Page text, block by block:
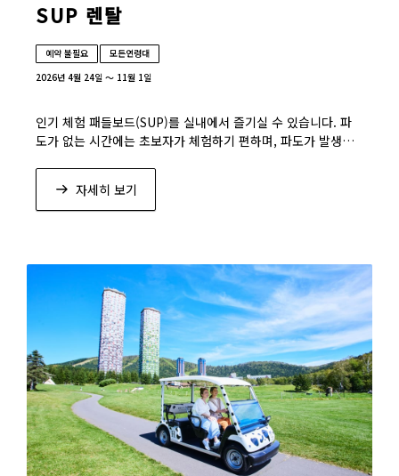
SUP 렌탈
예약 불필요
모든연령대
2026년 4월 24일 ～ 11월 1일
인기 체험 패들보드(SUP)를 실내에서 즐기실 수 있습니다. 파
도가 없는 시간에는 초보자가 체험하기 편하며, 파도가 발생하
자세히 보기